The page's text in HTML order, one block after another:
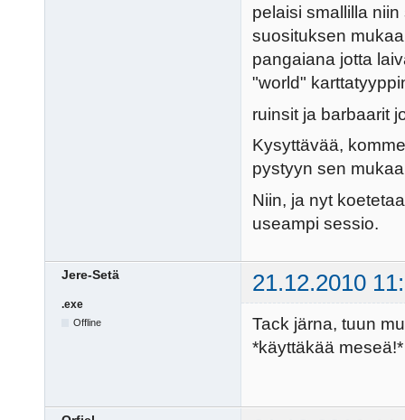
pelaisi smallilla
suosituksen
pangaiana jotta
"world"
ruinsit ja barbaarit
Kysyttävää,
pystyyn sen
Niin, ja nyt
useampi sessio.
Jere-Setä 21.12.2010
.exe
Offline
Tack järna, tuun
*käyttäkää